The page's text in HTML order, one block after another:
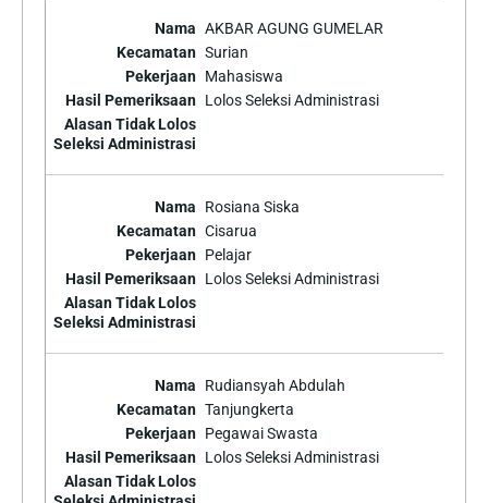
AKBAR AGUNG GUMELAR
Surian
Mahasiswa
Lolos Seleksi Administrasi
Rosiana Siska
Cisarua
Pelajar
Lolos Seleksi Administrasi
Rudiansyah Abdulah
Tanjungkerta
Pegawai Swasta
Lolos Seleksi Administrasi